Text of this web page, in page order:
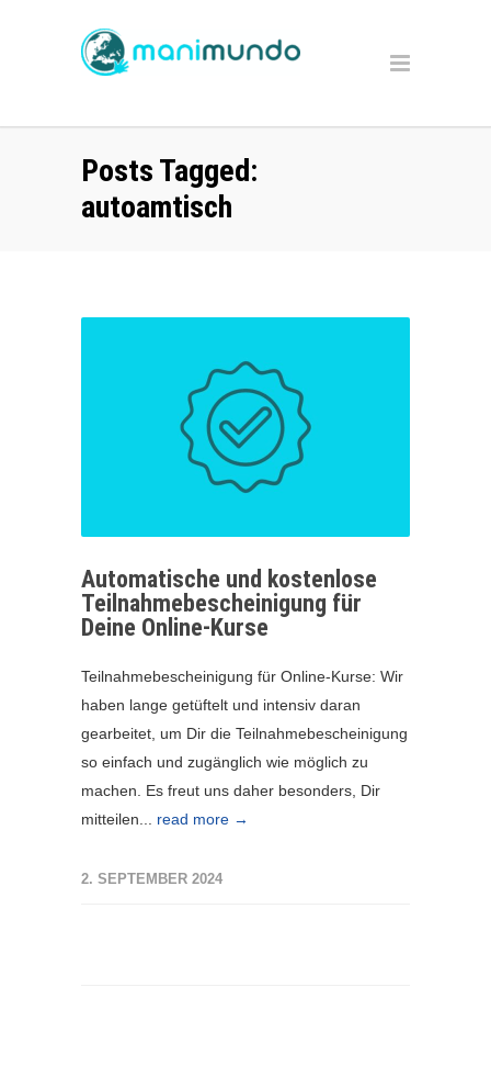
Posts Tagged:
autoamtisch
Automatische und kostenlose
Teilnahmebescheinigung für
Deine Online-Kurse
Teilnahmebescheinigung für Online-Kurse: Wir
haben lange getüftelt und intensiv daran
gearbeitet, um Dir die Teilnahmebescheinigung
so einfach und zugänglich wie möglich zu
machen. Es freut uns daher besonders, Dir
mitteilen... read more →
2. SEPTEMBER 2024